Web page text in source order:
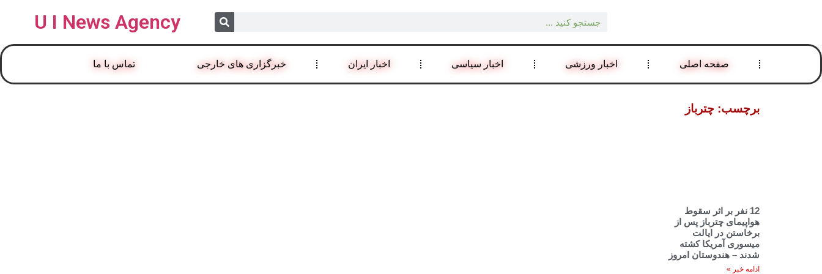
U I News Agency
صفحه اصلی اخبار ورزشی اخبار سیاسی اخبار ایران خبرگزاری های خارجی تماس با ما
برچسب: چترباز
12 نفر بر اثر سقوط
هواپیمای چترباز پس از
برخاستن در ایالت
میسوری آمریکا کشته
شدند – هندوستان امروز
ادامه خبر »